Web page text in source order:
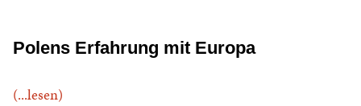
Polens Erfahrung mit Europa
(...lesen)